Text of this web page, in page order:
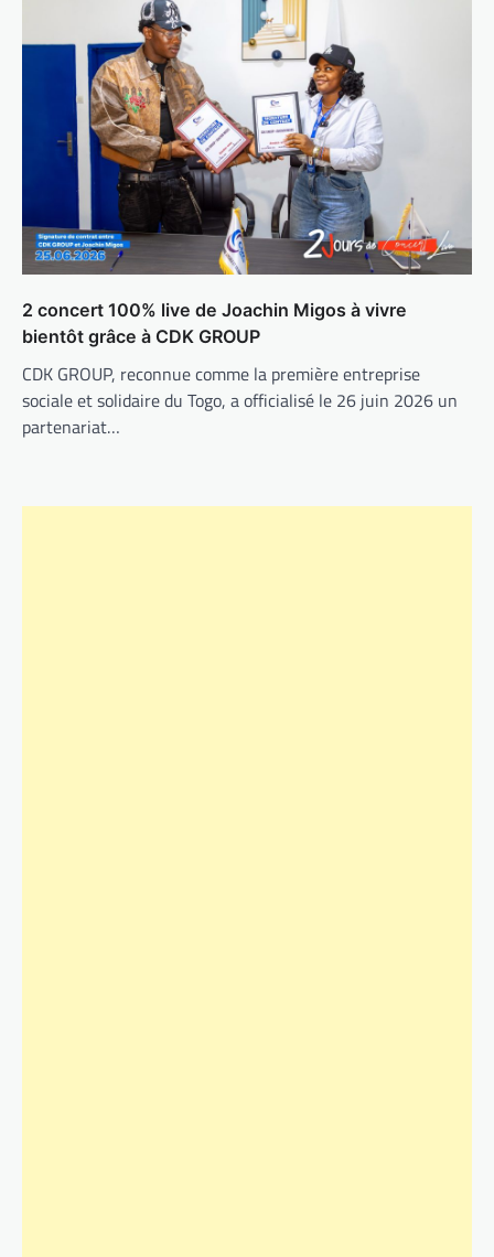
2 concert 100% live de Joachin Migos à vivre
bientôt grâce à CDK GROUP
CDK GROUP, reconnue comme la première entreprise
sociale et solidaire du Togo, a officialisé le 26 juin 2026 un
partenariat…